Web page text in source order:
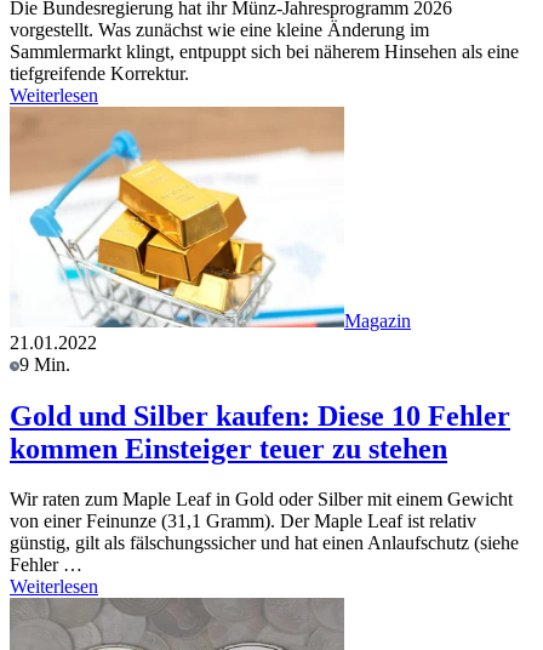
Die Bundesregierung hat ihr Münz-Jahresprogramm 2026
vorgestellt. Was zunächst wie eine kleine Änderung im
Sammlermarkt klingt, entpuppt sich bei näherem Hinsehen als eine
tiefgreifende Korrektur.
Weiterlesen
Magazin
21.01.2022
9 Min.
Gold und Silber kaufen: Diese 10 Fehler
kommen Einsteiger teuer zu stehen
Wir raten zum Maple Leaf in Gold oder Silber mit einem Gewicht
von einer Feinunze (31,1 Gramm). Der Maple Leaf ist relativ
günstig, gilt als fälschungssicher und hat einen Anlaufschutz (siehe
Fehler …
Weiterlesen